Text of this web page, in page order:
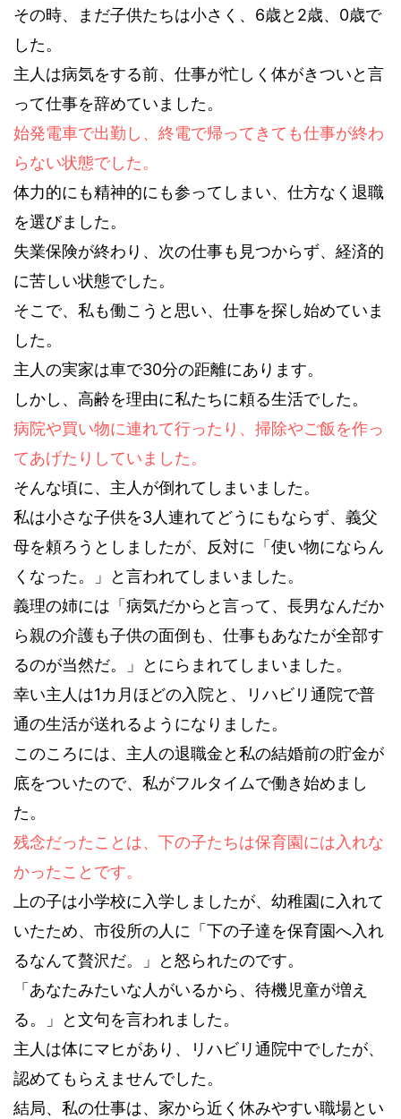
その時、まだ子供たちは小さく、6歳と2歳、0歳で
した。
主人は病気をする前、仕事が忙しく体がきついと言
って仕事を辞めていました。
始発電車で出勤し、終電で帰ってきても仕事が終わ
らない状態でした。
体力的にも精神的にも参ってしまい、仕方なく退職
を選びました。
失業保険が終わり、次の仕事も見つからず、経済的
に苦しい状態でした。
そこで、私も働こうと思い、仕事を探し始めていま
した。
主人の実家は車で30分の距離にあります。
しかし、高齢を理由に私たちに頼る生活でした。
病院や買い物に連れて行ったり、掃除やご飯を作っ
てあげたりしていました。
そんな頃に、主人が倒れてしまいました。
私は小さな子供を3人連れてどうにもならず、義父
母を頼ろうとしましたが、反対に「使い物にならん
くなった。」と言われてしまいました。
義理の姉には「病気だからと言って、長男なんだか
ら親の介護も子供の面倒も、仕事もあなたが全部す
るのが当然だ。」とにらまれてしまいました。
幸い主人は1カ月ほどの入院と、リハビリ通院で普
通の生活が送れるようになりました。
このころには、主人の退職金と私の結婚前の貯金が
底をついたので、私がフルタイムで働き始めまし
た。
残念だったことは、下の子たちは保育園には入れな
かったことです。
上の子は小学校に入学しましたが、幼稚園に入れて
いたため、市役所の人に「下の子達を保育園へ入れ
るなんて贅沢だ。」と怒られたのです。
「あなたみたいな人がいるから、待機児童が増え
る。」と文句を言われました。
主人は体にマヒがあり、リハビリ通院中でしたが、
認めてもらえませんでした。
結局、私の仕事は、家から近く休みやすい職場とい